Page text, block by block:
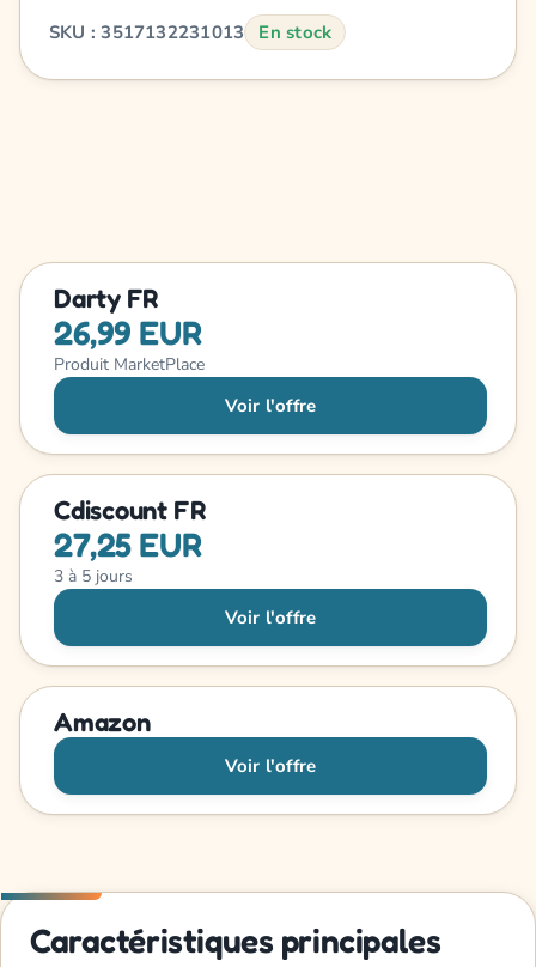
SKU : 3517132231013 En stock
Darty FR
26,99 EUR
Produit MarketPlace
Voir l'offre
Cdiscount FR
27,25 EUR
3 à 5 jours
Voir l'offre
Amazon
Voir l'offre
Caractéristiques principales